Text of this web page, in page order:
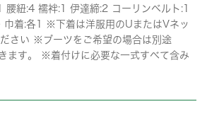
腰紐:4 襦袢:1 伊達締:2 コーリンベルト:1
巾着:各1 ※下着は洋服用のUまたはVネッ
さい ※ブーツをご希望の場合は別途
ます。 ※着付けに必要な一式すべて含み